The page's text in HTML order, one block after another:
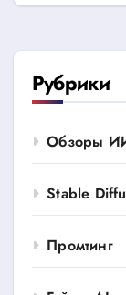
Рубрики
Обзоры
Stable
Промтинг